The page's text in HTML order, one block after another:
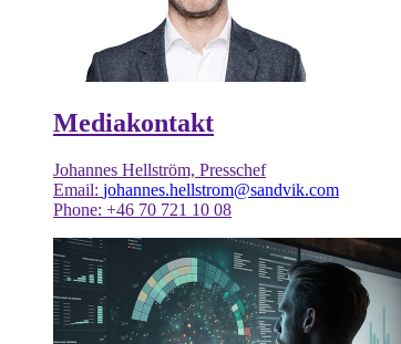
Mediakontakt
Johannes Hellström, Presschef
Email: johannes.hellstrom@sandvik.com
Phone: +46 70 721 10 08